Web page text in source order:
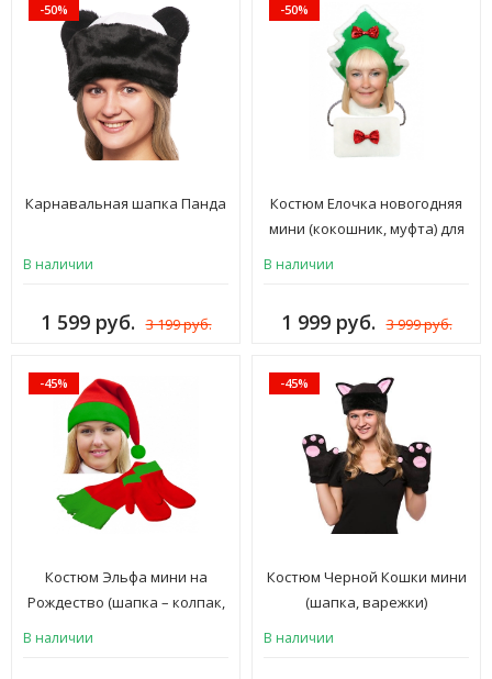
-50%
Карнавальная шапка Панда
В наличии
1 599 руб. 3 199 руб.
-50%
Костюм Елочка новогодняя
мини (кокошник, муфта) для
В наличии
1 999 руб. 3 999 руб.
-45%
Костюм Эльфа мини на
Рождество (шапка – колпак,
В наличии
-45%
Костюм Черной Кошки мини
(шапка, варежки)
В наличии